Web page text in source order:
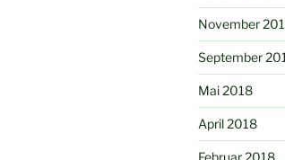
November
September
Mai 2018
April 2018
Februar 2018